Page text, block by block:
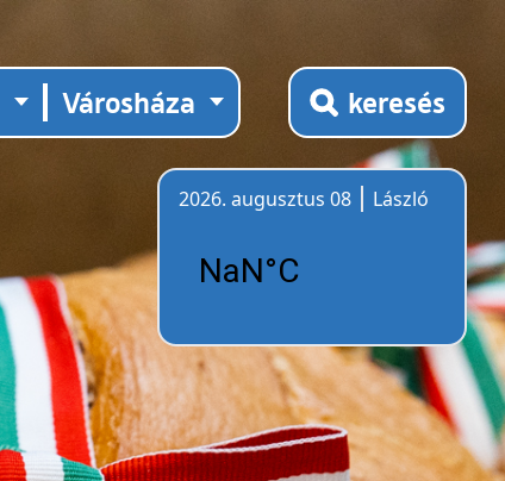
Városháza keresés
2026. augusztus 08
László